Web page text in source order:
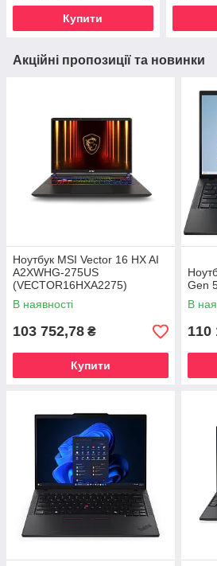
Купити
Акційні пропозиції та новинки
Ноутбук MSI Vector 16 HX AI
A2XWHG-275US
(VECTOR16HXA2275)
В наявності
103 752,78 ₴
Купити
Gen
В
110